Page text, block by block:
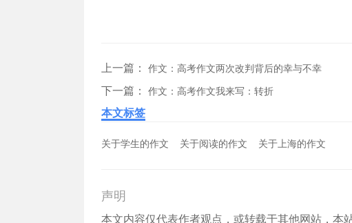
上一篇： 作文：高考作文两次改判背后的幸与不幸
下一篇： 作文：高考作文我来写：转折
本文标签
关于学生的作文 关于阅读的作文 关于上海的作文
声明
本文内容仅代表作者观点，或转载于其他网站，本